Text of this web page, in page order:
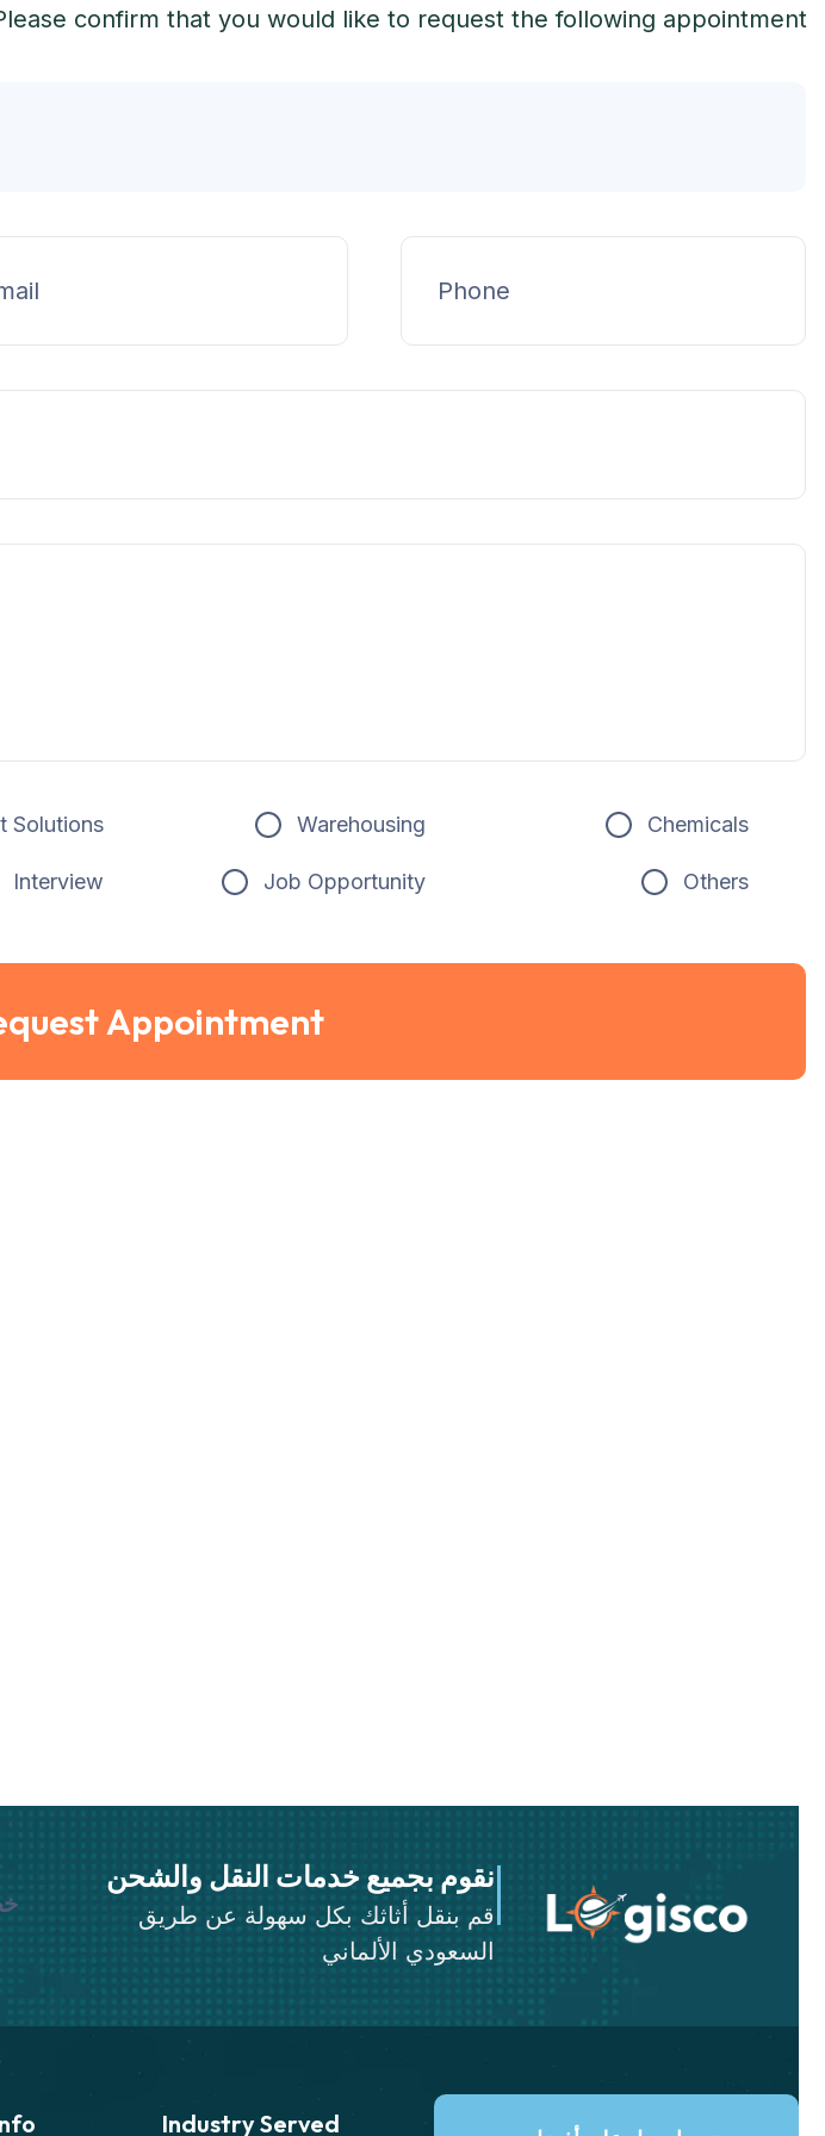
confirm that you would like to request the following appointment:
Solutions Warehousing Chemicals
Interview Job Opportunity Others
Appointment
نقوم بجميع خدمات النقل والشحن
قم بنقل أثاثك بكل سهولة عن طريق
السعودي الألماني
Industry Served